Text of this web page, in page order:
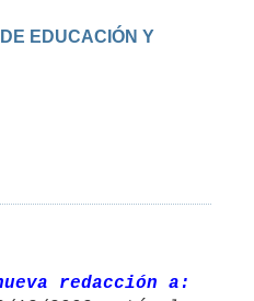
DE EDUCACIÓN Y
redacción a: